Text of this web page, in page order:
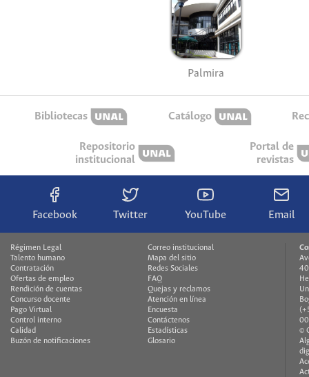
Palmira
Bibliotecas Catálogo
Repositorio
institucional
Portal de
revistas
Facebook Twitter YouTube Email
Régimen Legal
Talento humano
Contratación
Ofertas de empleo
Rendición de cuentas
Concurso docente
Pago Virtual
Control interno
Calidad
Buzón de notificaciones
Correo institucional
Mapa del sitio
Redes Sociales
FAQ
Quejas y reclamos
Atención en línea
Encuesta
Contáctenos
Estadísticas
Glosario
©